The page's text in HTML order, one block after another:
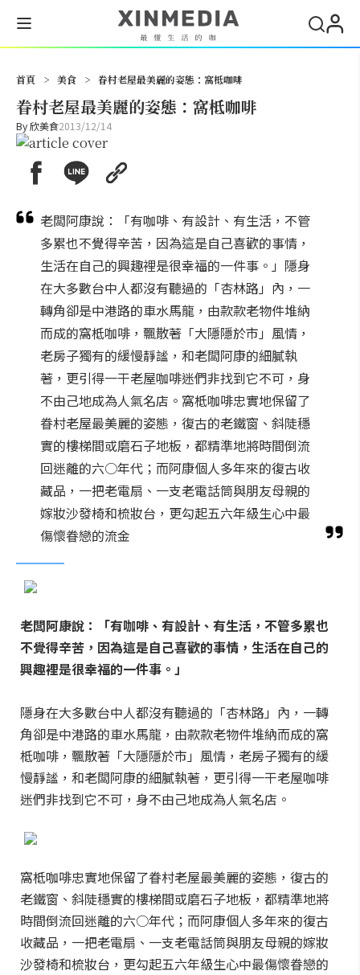
首頁 > 美食 > 眷村老屋最美麗的姿態：窩柢咖啡
眷村老屋最美麗的姿態：窩柢咖啡
By欣美食2013/12/14
老闆阿康說：「有咖啡、有設計、有生活，不管
多累也不覺得辛苦，因為這是自己喜歡的事情，
生活在自己的興趣裡是很幸福的一件事。」隱身
在大多數台中人都沒有聽過的「杏林路」內，一
轉角卻是中港路的車水馬龍，由款款老物件堆納
而成的窩柢咖啡，飄散著「大隱隱於市」風情，
老房子獨有的緩慢靜謐，和老闆阿康的細膩執
著，更引得一干老屋咖啡迷們非找到它不可，身
不由己地成為人氣名店。窩柢咖啡忠實地保留了
眷村老屋最美麗的姿態，復古的老鐵窗、斜陡穩
實的樓梯間或磨石子地板，都精準地將時間倒流
回迷離的六○年代；而阿康個人多年來的復古收
藏品，一把老電扇、一支老電話筒與朋友母親的
嫁妝沙發椅和梳妝台，更勾起五六年級生心中最
傷懷眷戀的流金
老闆阿康說：「有咖啡、有設計、有生活，不管多累也
不覺得辛苦，因為這是自己喜歡的事情，生活在自己的
興趣裡是很幸福的一件事。」
隱身在大多數台中人都沒有聽過的「杏林路」內，一轉
角卻是中港路的車水馬龍，由款款老物件堆納而成的窩
柢咖啡，飄散著「大隱隱於市」風情，老房子獨有的緩
慢靜謐，和老闆阿康的細膩執著，更引得一干老屋咖啡
迷們非找到它不可，身不由己地成為人氣名店。
窩柢咖啡忠實地保留了眷村老屋最美麗的姿態，復古的
老鐵窗、斜陡穩實的樓梯間或磨石子地板，都精準地將
時間倒流回迷離的六○年代；而阿康個人多年來的復古
收藏品，一把老電扇、一支老電話筒與朋友母親的嫁妝
沙發椅和梳妝台，更勾起五六年級生心中最傷懷眷戀的